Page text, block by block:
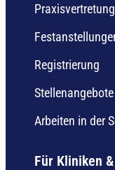
Registrierung
Stellenangebote
Arbeiten in der
Für Kliniken